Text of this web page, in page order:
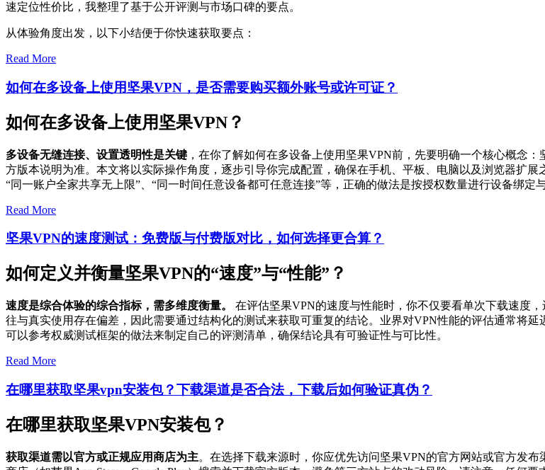
速定位性价比，我整理了基于公开评测与市场口碑的要点。
从体验角度出发，以下小结便于你快速获取要点：
Read More
如何在多设备上使用坚果VPN，是否需要购买额外账号或许可证？
如何在多设备上使用坚果VPN？
多设备无缝连接、设置透明性是关键 ，在你了解如何在多设备上使用坚果VPN前，先要明确一个核心概念
方版本说明为准。本文将以实际操作角度，逐步引导你完成配置，确保在手机、平板、电脑以及浏览器扩
“同一账户全家共享无上限”、“同一时间任意设备都可任意连接”等，正确的做法是按授权数量进行设备绑定
Read More
坚果VPN的速度测试：免费版与付费版对比，如何选择更合算？
如何定义并衡量坚果VPN的“速度”与“性能”？
速度是综合体验的综合指标，需多维度衡量。
在评估坚果VPN的速度与性能时，你不仅要看单次下载速度
往与真实使用存在偏差，因此需要通过结构化的测试来获取可重复的结论。业界对VPN性能的评估通常将
可以参考权威测试框架的做法来制定自己的评测清单，确保结论具有可验证性与可比性。
Read More
在哪里获取坚果vpn安装包？下载渠道是否合法，下载后如何验证真伪？
在哪里获取坚果VPN安装包？
获取渠道需以官方或正规应用商店为主。在选择下载来源时，你应优先访问坚果VPN的官方网站或官方发